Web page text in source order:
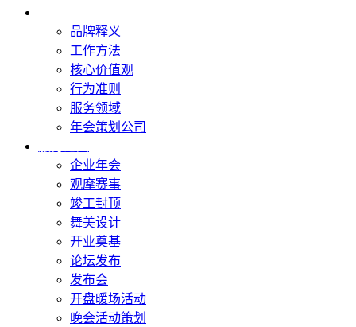
品牌释义
工作方法
核心价值观
行为准则
服务领域
年会策划公司
企业年会
观摩赛事
竣工封顶
舞美设计
开业奠基
论坛发布
发布会
开盘暖场活动
晚会活动策划